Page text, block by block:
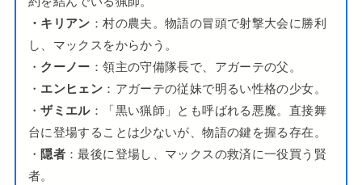
・キリアン ：村の農夫。物語の冒頭で射撃大会に勝利
し、マックスをからかう。
・ クーノー ：領主の守備隊長で、アガーテの父。
・ エンヒェン ：アガーテの従妹で明るい性格の少女。
・ザミエル：「黒い猟師」とも呼ばれる悪魔。直接舞
台に登場することは少ないが、物語の鍵を握る存在。
・隠者 ：最後に登場し、マックスの救済に一役買う賢
者。